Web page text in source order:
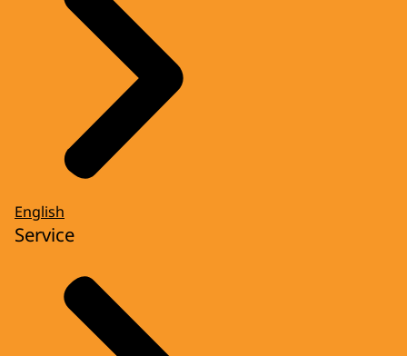
English
Service